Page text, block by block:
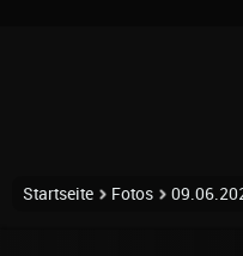
Startseite Fotos